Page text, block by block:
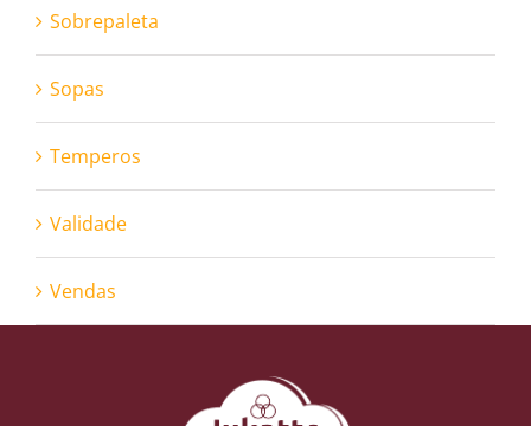
Sobrepaleta
Sopas
Temperos
Validade
Vendas